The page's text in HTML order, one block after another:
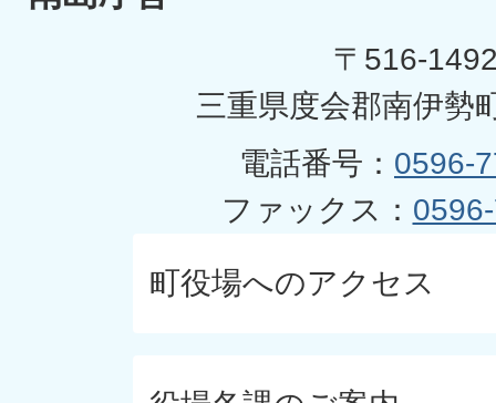
〒516-
三重県度会郡南伊勢
電話番号： 0596-
ファックス：
町役場へのアクセス